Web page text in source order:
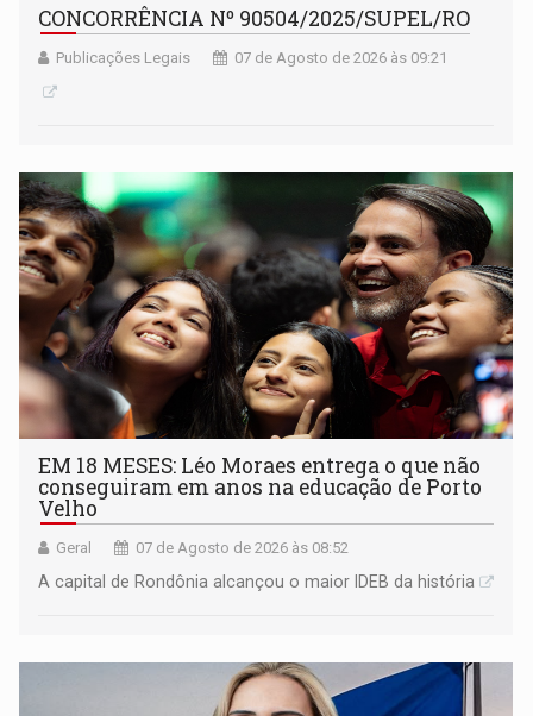
CONCORRÊNCIA Nº 90504/2025/SUPEL/RO
Publicações Legais 07 de Agosto de 2026 às 09:21
EM 18 MESES: Léo Moraes entrega o que não
conseguiram em anos na educação de Porto
Velho
Geral 07 de Agosto de 2026 às 08:52
A capital de Rondônia alcançou o maior IDEB da história